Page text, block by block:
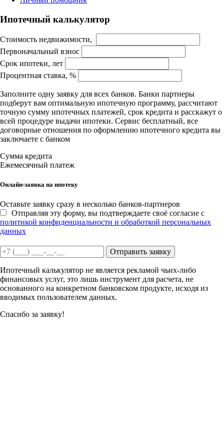
Ипотечный калькулятор
Стоимость недвижимости,
Первоначальный взнос
Срок ипотеки, лет
Процентная ставка, %
Заполните одну заявку для всех банков. Банки партнеры
подберут вам оптимальную ипотечную программу, рассчитают
точную сумму ипотечных платежей, срок кредита и расскажут о
всей процедуре выдачи ипотеки. Сервис бесплатный, все
договорные отношения по оформлению ипотечного кредита вы
заключаете с банком
Сумма кредита
Ежемесячный платеж
Онлайн-заявка на ипотеку
Оставьте заявку сразу в несколько банков-партнеров
Отправляя эту форму, вы подтверждаете своё согласие с
политикой конфиденциальности и обработкой персональных
данных
Отправить заявку
Ипотечный калькулятор не является рекламой чьих-либо
финансовых услуг, это лишь инструмент для расчета, не
основанного на конкретном банковском продукте, исходя из
вводимых пользователем данных.
Спасибо за заявку!